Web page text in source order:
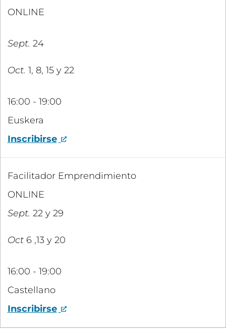
ONLINE
Sept. 24
Oct. 1, 8, 15 y 22
16:00 - 19:00
Euskera
Inscribirse
Facilitador Emprendimiento
ONLINE
Sept. 22 y 29
Oct 6 ,13 y 20
16:00 - 19:00
Castellano
Inscribirse